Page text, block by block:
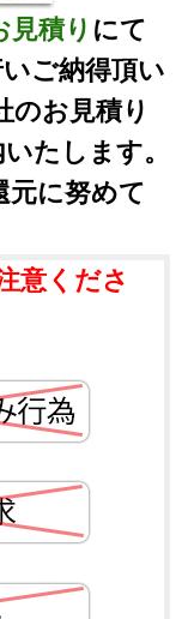
見積り にて
ご納得頂い
のお見積り
たします。
元に努めて
意くださ